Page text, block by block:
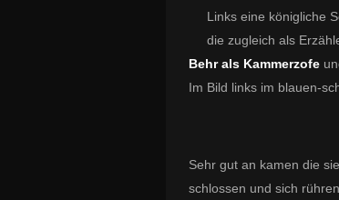
Links eine königliche
die zugleich als
Behr als Kammerzofe
Im Bild links im blauen-
Sehr gut an kamen die
schlossen und sich